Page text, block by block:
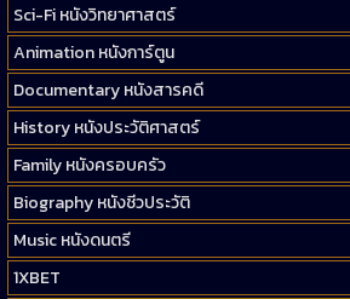
Sci-Fi หนังวิทยาศาสตร์
Animation หนังการ์ตูน
Documentary หนังสารคดี
History หนังประวัติศาสตร์
Family หนังครอบครัว
Biography หนังชีวประวัติ
Music หนังดนตรี
1XBET